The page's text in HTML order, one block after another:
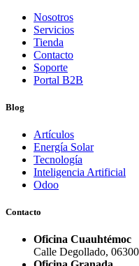
Nosotros
Servicios
Tienda
Contacto
Soporte
Portal B2B
Blog
Artículos
Energía Solar
Tecnología
Inteligencia Artificial
Odoo
Contacto
Oficina Cuauhtémoc
Calle Degollado,